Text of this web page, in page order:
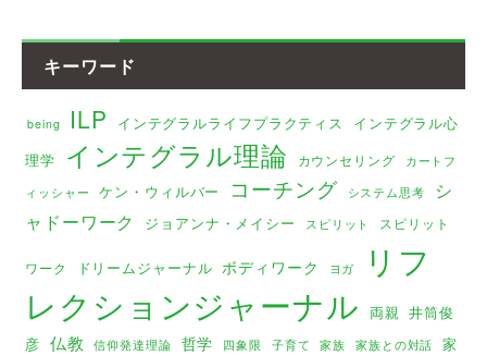
キーワード
being ILP インテグラルライフプラクティス
インテグラル心
理学
インテグラル理論 カウンセリング
カートフ
ィッシャー
ケン・ウィルバー コーチング システム思考
シ
ャドーワーク
ジョアンナ・メイシー スピリット スピリット
ワーク ドリームジャーナル ボディワーク ヨガ
リフ
レクションジャーナル 両親 井筒俊
彦 仏教 信仰発達理論 哲学 四象限 子育て 家族 家族との対話 家